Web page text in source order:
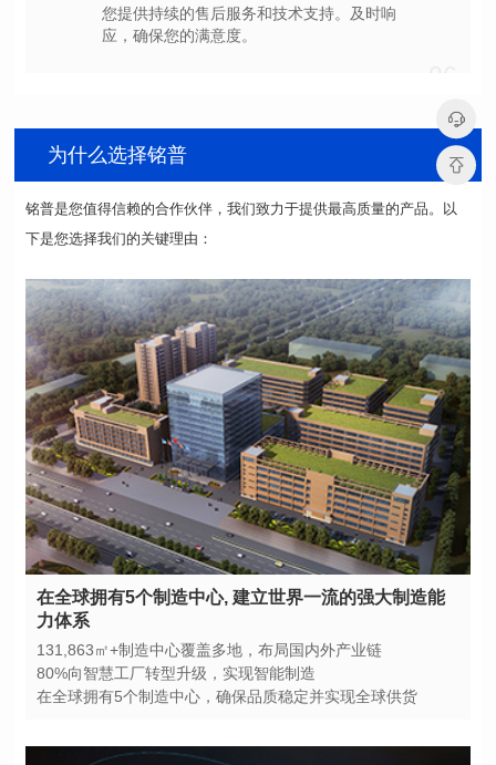
应，确保您的满意度。
为什么选择铭普
下是您选择我们的关键理由：
力体系
131,863㎡+制造中心覆盖多地，布局国内外产业链
80%向智慧工厂转型升级，实现智能制造
在全球拥有5个制造中心，确保品质稳定并实现全球供货